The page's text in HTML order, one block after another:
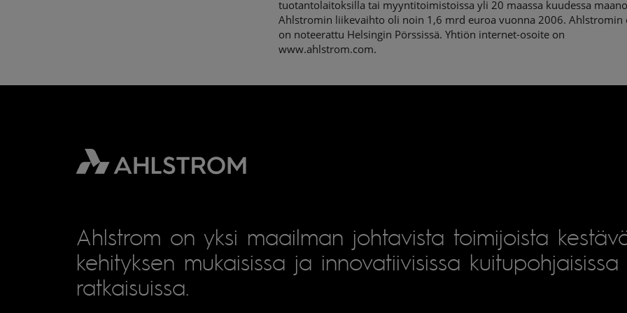
tuotantolaitoksilla tai myyntitoimistoissa yli 20 maassa kuudessa
Ahlstromin liikevaihto oli noin 1,6 mrd euroa vuonna 2006. Ahlstromin
on noteerattu Helsingin Pörssissä. Yhtiön internet-osoite on
www.ahlstrom.com.
Ahlstrom on yksi maailman johtavista toimijoista
kehityksen mukaisissa ja innovatiivisissa kuitupohjaisissa
ratkaisuissa.